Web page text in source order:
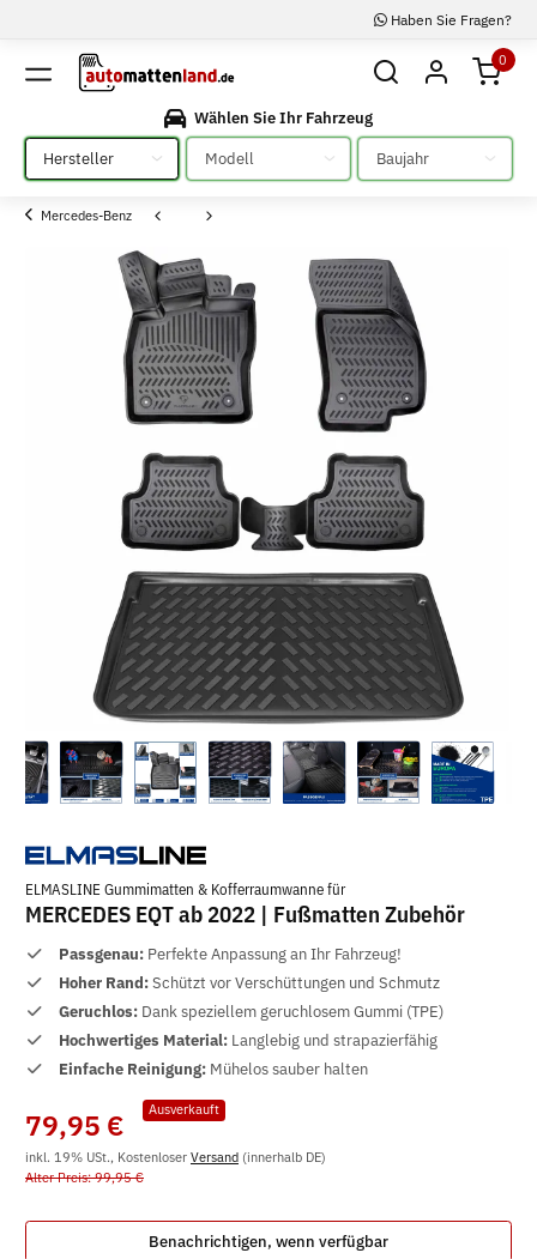
Haben Sie Fragen?
0
Wählen Sie Ihr Fahrzeug
Bitte auswählen
Bitte auswählen Bitte auswählen
Mercedes-Benz
ELMASLINE Gummimatten & Kofferraumwanne für
MERCEDES EQT ab 2022 | Fußmatten Zubehör
Passgenau: Perfekte Anpassung an Ihr Fahrzeug!
Hoher Rand:Schützt vor Verschüttungen und Schmutz
Geruchlos: Dank speziellem geruchlosem Gummi (TPE)
Hochwertiges Material: Langlebig und strapazierfähig
Einfache Reinigung: Mühelos sauber halten
Ausverkauft
79,95 €
inkl. 19% USt., Kostenloser Versand (innerhalb DE)
Alter Preis: 99,95 €
Benachrichtigen, wenn verfügbar